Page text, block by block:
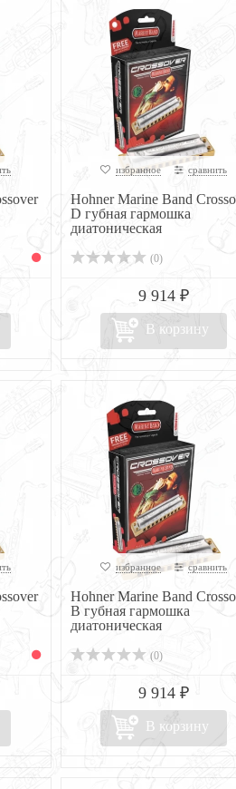
избранное сравнить
Hohner Marine Band
D губная гармошка
диатоническая
(0)
9 914 ₽
В корзину
избранное сравнить
Hohner Marine Band
B губная гармошка
диатоническая
(0)
9 914 ₽
В корзину